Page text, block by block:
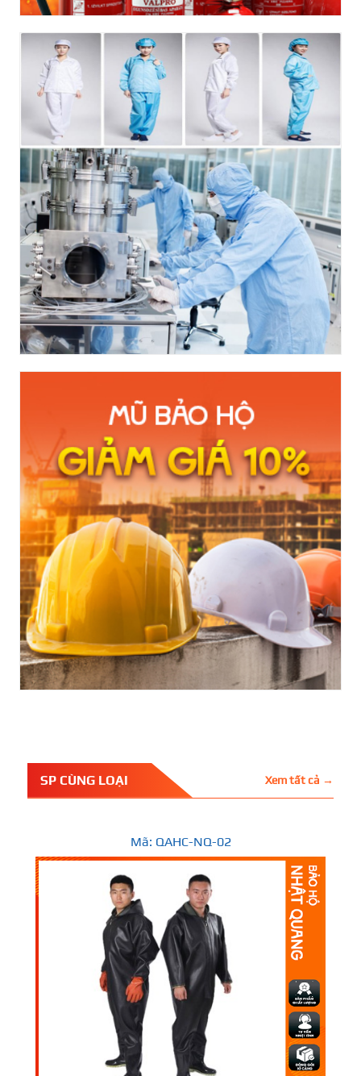
SP CÙNG LOẠI Xem tất cả →
Mã: QAHC-NQ-02